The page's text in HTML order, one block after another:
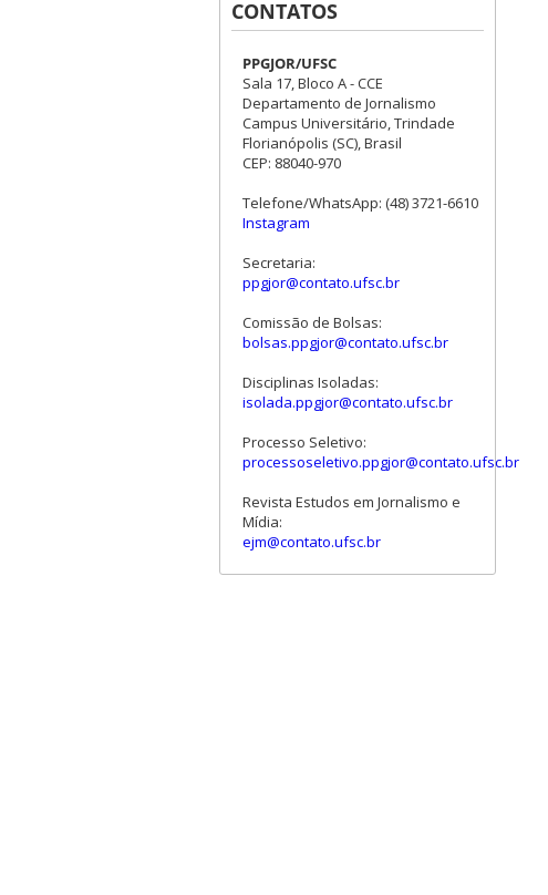
CONTATOS
PPGJOR/UFSC
Sala 17, Bloco A - CCE
Departamento de Jornalismo
Campus Universitário, Trindade
Florianópolis (SC), Brasil
CEP: 88040-970
Telefone/WhatsApp: (48) 3721-6610
Instagram
Secretaria:
ppgjor@contato.ufsc.br
Comissão de Bolsas:
bolsas.ppgjor@contato.ufsc.br
Disciplinas Isoladas:
isolada.ppgjor@contato.ufsc.br
Processo Seletivo:
processoseletivo.ppgjor@contato.ufsc.br
Revista Estudos em Jornalismo e
Mídia:
ejm@contato.ufsc.br